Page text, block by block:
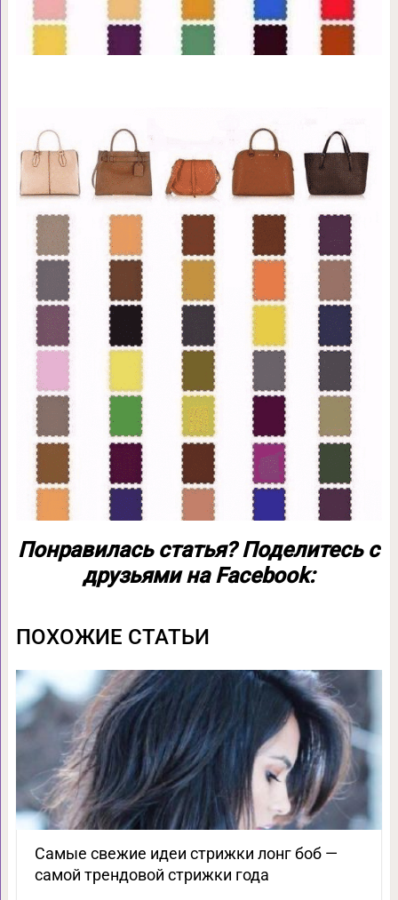
Понравилась статья? Поделитесь с
друзьями на Facebook:
ПОХОЖИЕ СТАТЬИ
Самые свежие идеи стрижки лонг боб —
самой трендовой стрижки года